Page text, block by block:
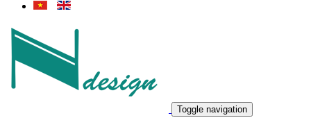
Toggle navigation